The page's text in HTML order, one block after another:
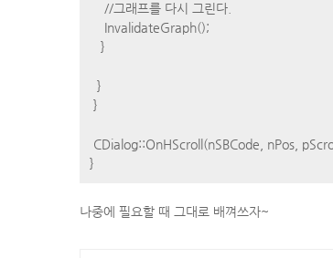
//그래프를 다시 그린다.
InvalidateGraph();
}
}
}
CDialog::OnHScroll(nSBCode, nPos,
}
나중에 필요할 때 그대로 배껴쓰자~